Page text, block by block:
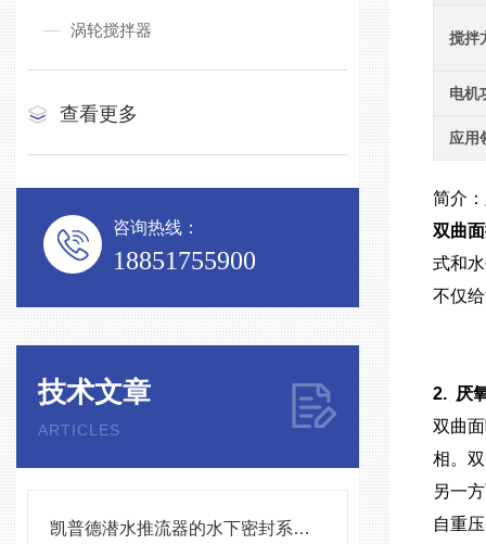
涡轮搅拌器
查看更多
咨询热线：
18851755900
技术文章
ARTICLES
凯普德潜水推流器的水下密封系统维护全流程指南说明
搅拌
电机
应用
简介：
双曲
式和
不仅
2. 厌
双曲
相。
另一
自重